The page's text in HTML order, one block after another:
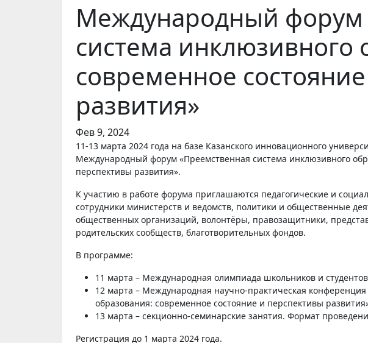
Международный форум
система инклюзивного
современное
развития»
Фев 9, 2024
11-13 марта 2024 года на базе Казанского инновационного университета им. В.Г. Тимирясова пройдёт
Международный форум «Преемственная система инклюзивного
перспективы развития».
К участию в работе форума приглашаются педагогические и
сотрудники министерств и ведомств, политики и общественные
общественных организаций, волонтёры, правозащитники,
родительских сообществ, благотворительных фондов.
В программе:
11 марта – Международная олимпиада школьников и
12 марта – Международная научно-практическая
образования: современное состояние и перспективы
13 марта – секционно-семинарские занятия. Формат
Регистрация до 1 марта 2024 года.